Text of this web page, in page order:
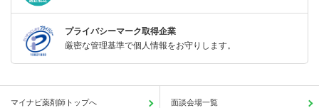
プライバシーマーク取得企業
厳密な管理基準で個人情報をお守りします。
マイナビ薬剤師トップへ 面談会場一覧